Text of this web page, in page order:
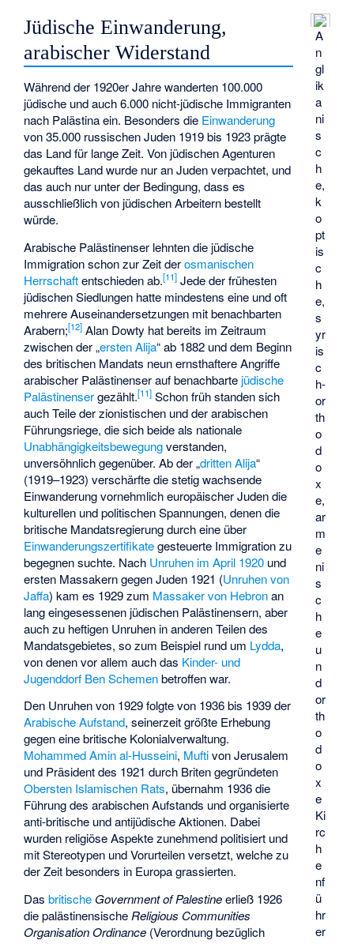
A
n
gl
ik
a
ni
s
c
h
e,
k
o
pt
is
c
h
e,
s
yr
is
c
h-
or
th
o
d
o
x
e,
ar
m
e
ni
s
c
h
e
u
n
d
or
th
o
d
o
x
e
Ki
rc
h
e
nf
ü
hr
er
Jüdische Einwanderung,
arabischer Widerstand
Während der 1920er Jahre wanderten 100.000
jüdische und auch 6.000 nicht-jüdische Immigranten
nach Palästina ein. Besonders die Einwanderung
von 35.000 russischen Juden 1919 bis 1923 prägte
das Land für lange Zeit. Von jüdischen Agenturen
gekauftes Land wurde nur an Juden verpachtet, und
das auch nur unter der Bedingung, dass es
ausschließlich von jüdischen Arbeitern bestellt
würde.
Arabische Palästinenser lehnten die jüdische
Immigration schon zur Zeit derosmanischen
Herrschaftentschieden ab.[11] Jede der frühesten
jüdischen Siedlungen hatte mindestens eine und oft
mehrere Auseinandersetzungen mit benachbarten
Arabern;[12] Alan Dowty hat bereits im Zeitraum
zwischen der „ersten Alija“ ab 1882 und dem Beginn
des britischen Mandats neun ernsthaftere Angriffe
arabischer Palästinenser auf benachbarte jüdische
Palästinensergezählt.[11] Schon früh standen sich
auch Teile der zionistischen und der arabischen
Führungsriege, die sich beide als nationale
Unabhängigkeitsbewegungverstanden,
unversöhnlich gegenüber. Ab der „dritten Alija“
(1919–1923) verschärfte die stetig wachsende
Einwanderung vornehmlich europäischer Juden die
kulturellen und politischen Spannungen, denen die
britische Mandatsregierung durch eine über
Einwanderungszertifikategesteuerte Immigration zu
begegnen suchte. Nach Unruhen im April 1920 und
ersten Massakern gegen Juden 1921 (Unruhen von
Jaffa) kam es 1929 zum Massaker von Hebronan
lang eingesessenen jüdischen Palästinensern, aber
auch zu heftigen Unruhen in anderen Teilen des
Mandatsgebietes, so zum Beispiel rund um Lydda,
von denen vor allem auch das Kinder- und
Jugenddorf Ben Schemenbetroffen war.
Den Unruhen von 1929 folgte von 1936 bis 1939 der
Arabische Aufstand, seinerzeit größte Erhebung
gegen eine britische Kolonialverwaltung.
Mohammed Amin al-Husseini, Muftivon Jerusalem
und Präsident des 1921 durch Briten gegründeten
Obersten Islamischen Rats, übernahm 1936 die
Führung des arabischen Aufstands und organisierte
anti-britische und antijüdische Aktionen. Dabei
wurden religiöse Aspekte zunehmend politisiert und
mit Stereotypen und Vorurteilen versetzt, welche zu
der Zeit besonders in Europa grassierten.
Dasbritische Government of Palestineerließ 1926
die palästinensische Religious Communities
Organisation Ordinance (Verordnung bezüglich